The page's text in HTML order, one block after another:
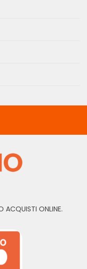
ACQUISTI ONLINE.